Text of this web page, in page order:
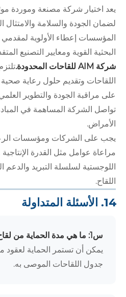
يعد اختيار شركة مصنعة وموردة
لضمان الجودة والسلامة
المؤسسات إعطاء الأولوية
البحثية القوية ومعايير التصنيع
شركة AIM للقاحات المحدودة.
اللقاحات وتقديم حلول رعاية صحية
على مراقبة الجودة والتطوير
تواصل الشركة المساهمة في
الأمراض.
يجب على الشركات ومؤسسات
مراعاة عوامل مثل القدرة
اللوجستية لسلسلة التبريد والدعم
اللقاح.
14. الأسئلة المتداولة
س1: ما هي مدة الحماية من لقاح التهاب الكبد الوبائي أ؟
يمكن أن تستمر الحماية لعقود
جدول اللقاحات الموصى به.